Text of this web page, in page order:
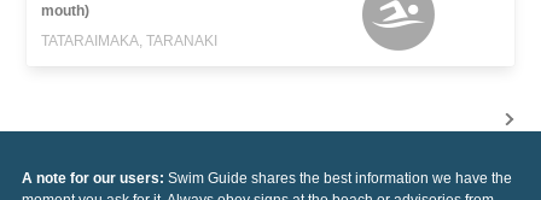
mouth)
TATARAIMAKA, TARANAKI
A note for our users: Swim Guide shares the best information we have the